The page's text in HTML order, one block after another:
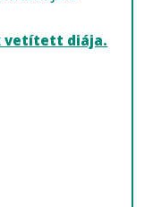
vetített diája.